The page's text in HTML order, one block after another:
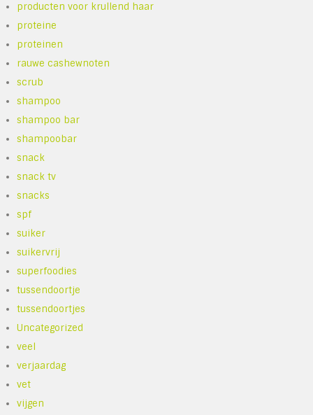
producten voor krullend haar
proteine
proteinen
rauwe cashewnoten
scrub
shampoo
shampoo bar
shampoobar
snack
snack tv
snacks
spf
suiker
suikervrij
superfoodies
tussendoortje
tussendoortjes
Uncategorized
veel
verjaardag
vet
vijgen